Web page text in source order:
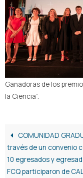
Ganadoras de los
la Ciencia”.
COMUNIDAD
través de un convenio
10 egresados y
FCQ participaron de